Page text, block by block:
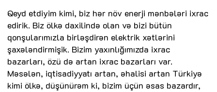
Qeyd etdiyim kimi, biz hər növ enerji mənbələri ixrac
edirik. Biz ölkə daxilində olan və bizi bütün
qonşularımızla birləşdirən elektrik xətlərini
şaxələndirmişik. Bizim yaxınlığımızda ixrac
bazarları, özü də artan ixrac bazarları var.
Məsələn, iqtisadiyyatı artan, əhalisi artan Türkiyə
kimi ölkə, düşünürəm ki, bizim üçün əsas bazardır,